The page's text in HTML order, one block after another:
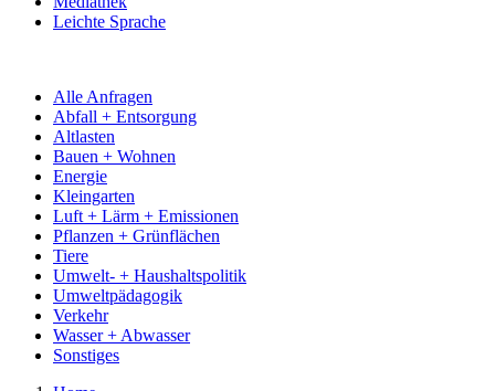
Leichte Sprache
Alle Anfragen
Abfall + Entsorgung
Altlasten
Bauen + Wohnen
Energie
Kleingarten
Luft + Lärm + Emissionen
Pflanzen + Grünflächen
Tiere
Umwelt- + Haushaltspolitik
Umweltpädagogik
Verkehr
Wasser + Abwasser
Sonstiges